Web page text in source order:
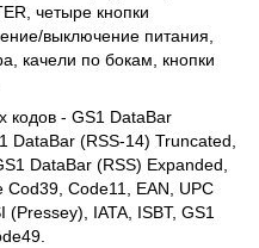
четыре кнопки
выключение питания,
качели по бокам, кнопки
- GS1 DataBar
DataBar (RSS-14) Truncated,
DataBar (RSS) Expanded,
Code11, EAN, UPC
IATA, ISBT, GS1